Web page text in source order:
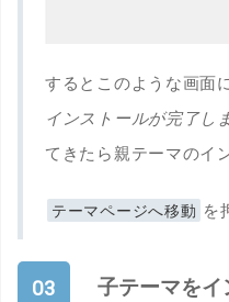
するとこのような画面
インストールが完了し
てきたら親テーマのイ
テーマページへ移動 を
子テーマを